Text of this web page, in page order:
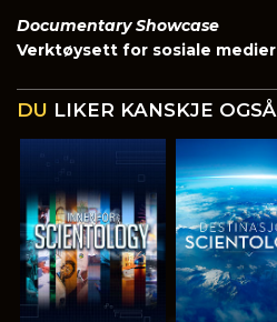
Documentary Showcase
Verktøysett for sosiale medier
DU LIKER KANSKJE OGSÅ